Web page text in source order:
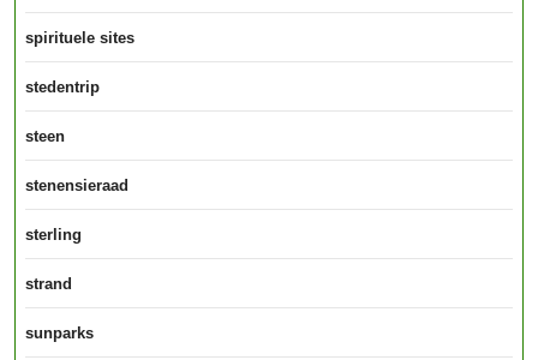
spirituele sites
stedentrip
steen
stenensieraad
sterling
strand
sunparks